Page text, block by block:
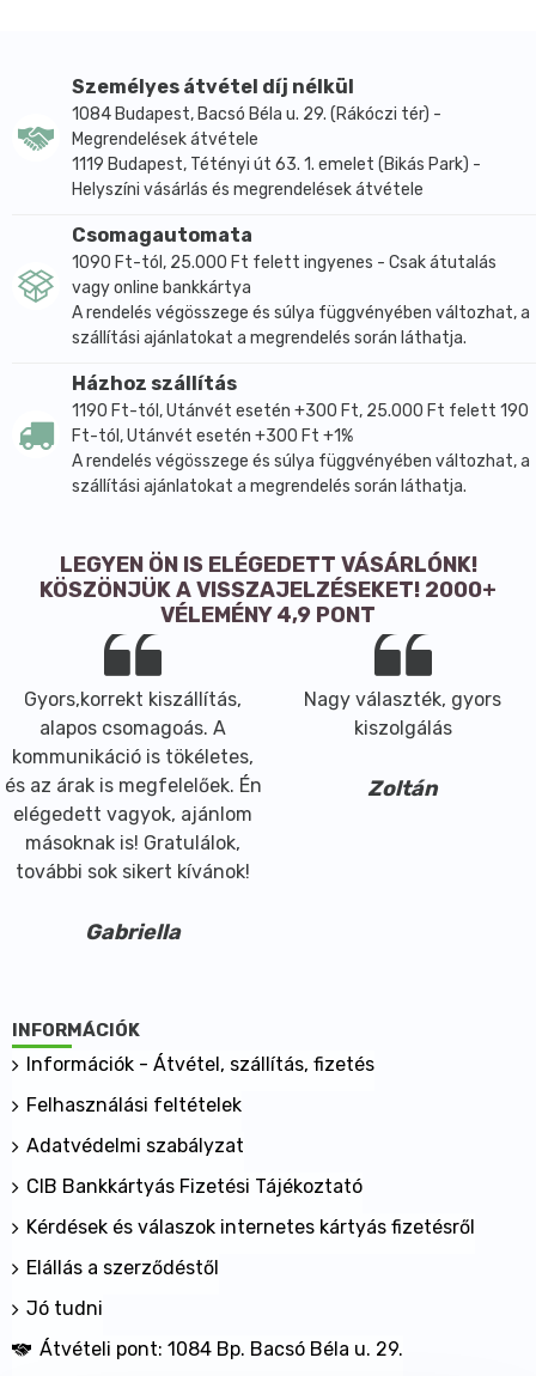
Személyes átvétel díj nélkül
1084 Budapest, Bacsó Béla u. 29. (Rákóczi tér) -
Megrendelések átvétele
1119 Budapest, Tétényi út 63. 1. emelet (Bikás Park) -
Helyszíni vásárlás és megrendelések átvétele
Csomagautomata
1090 Ft-tól, 25.000 Ft felett ingyenes - Csak átutalás
vagy online bankkártya
A rendelés végösszege és súlya függvényében változhat, a
szállítási ajánlatokat a megrendelés során láthatja.
Házhoz szállítás
1190 Ft-tól, Utánvét esetén +300 Ft, 25.000 Ft felett 190
Ft-tól, Utánvét esetén +300 Ft +1%
A rendelés végösszege és súlya függvényében változhat, a
szállítási ajánlatokat a megrendelés során láthatja.
LEGYEN ÖN IS ELÉGEDETT VÁSÁRLÓNK!
KÖSZÖNJÜK A VISSZAJELZÉSEKET! 2000+
VÉLEMÉNY 4,9 PONT
Gyors,korrekt kiszállítás,
alapos csomagoás. A
kommunikáció is tökéletes,
és az árak is megfelelőek. Én
elégedett vagyok, ajánlom
másoknak is! Gratulálok,
további sok sikert kívánok!
Gabriella
Nagy választék, gyors
kiszolgálás
Zoltán
INFORMÁCIÓK
Információk - Átvétel, szállítás, fizetés
Felhasználási feltételek
Adatvédelmi szabályzat
CIB Bankkártyás Fizetési Tájékoztató
Kérdések és válaszok internetes kártyás fizetésről
Elállás a szerződéstől
Jó tudni
Átvételi pont: 1084 Bp. Bacsó Béla u. 29.